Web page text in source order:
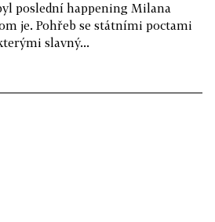
poslední happening Milana
je. Pohřeb se státními poctami
slavný...